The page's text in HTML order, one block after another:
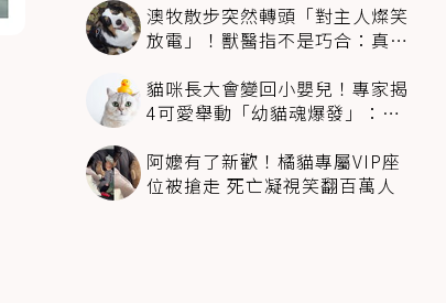
澳牧散步突然轉頭「對主人燦笑
放電」！獸醫指不是巧合：真相
貓咪長大會變回小嬰兒！專家揭
4可愛舉動「幼貓魂爆發」：本
阿嬤有了新歡！橘貓專屬VIP座
位被搶走 死亡凝視笑翻百萬人